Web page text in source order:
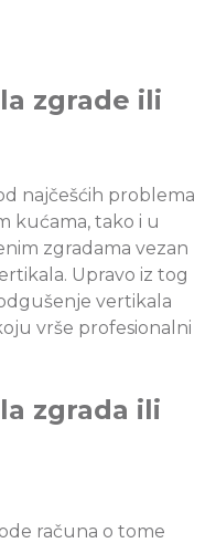
zgrade ili
najčešćih problema
kućama, tako i u
zgradama vezan
Upravo iz tog
vertikala
vrše profesionalni
zgrada ili
računa o tome